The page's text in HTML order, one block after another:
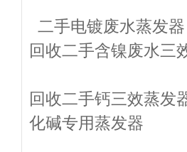
二手电镀废水蒸发
回收二手含镍废水三
回收二手钙三效蒸发
化碱专用蒸发器